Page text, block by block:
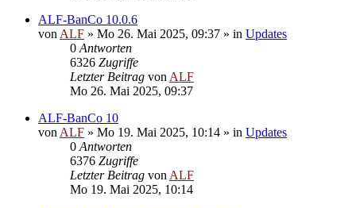
ALF-BanCo 10.0.6
von ALF » Mo 26. Mai 2025, 09:37 » in Updates
0 Antworten
6326 Zugriffe
Letzter Beitrag von ALF
Mo 26. Mai 2025, 09:37
ALF-BanCo 10
von ALF » Mo 19. Mai 2025, 10:14 » in Updates
0 Antworten
6376 Zugriffe
Letzter Beitrag von ALF
Mo 19. Mai 2025, 10:14